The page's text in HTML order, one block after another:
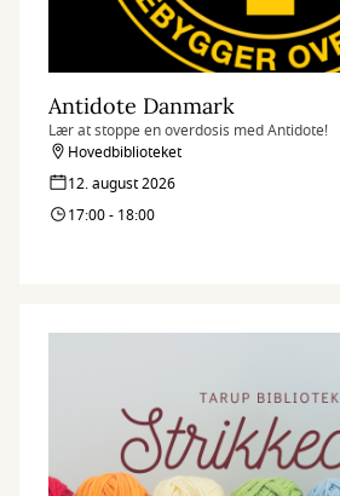
Antidote Danmark
Lær at stoppe en overdosis med Antidote!
Hovedbiblioteket
12. august 2026
17:00 - 18:00